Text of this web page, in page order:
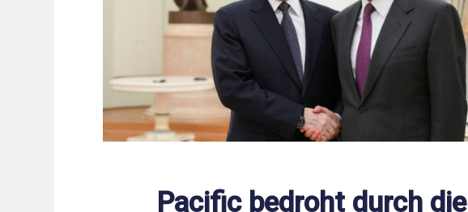
Pacific bedroht durch die